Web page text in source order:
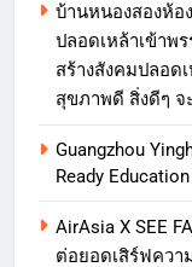
บ้านหนองสองห้อ
ปลอดเหล้าเข้าพ
สร้างสังคมปลอด
สุขภาพดี สิ่งดีๆ จ
Guangzhou
Ready Education
AirAsia X SEE
ต่อยอดเสิร์ฟควา